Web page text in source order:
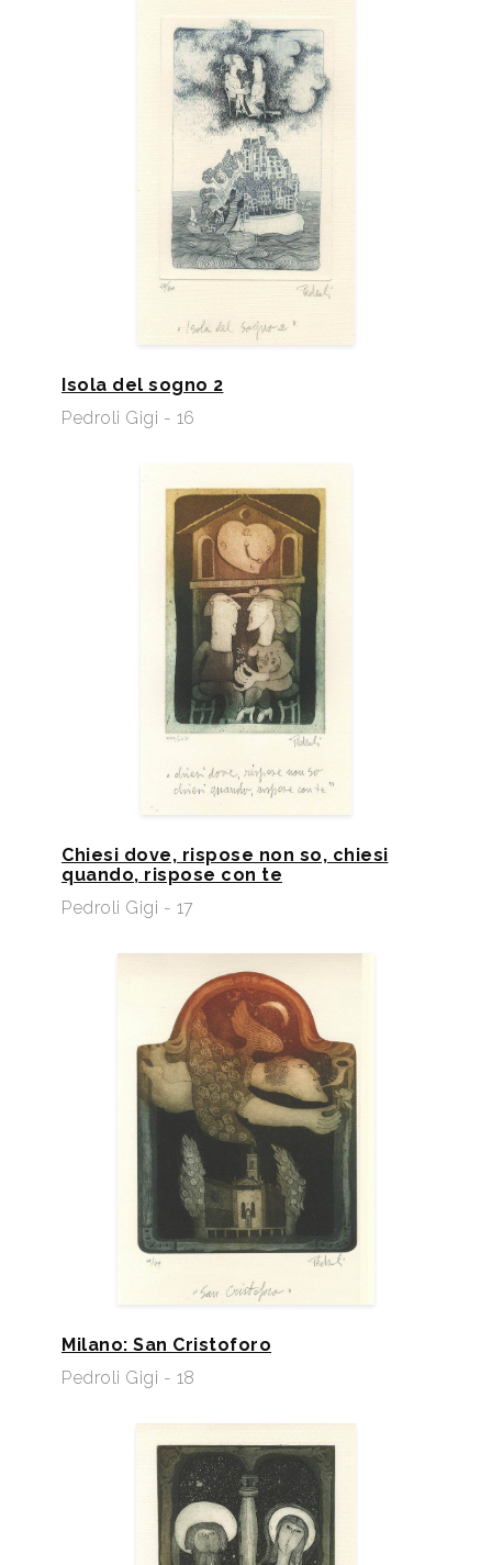
Isola del sogno 2
Pedroli Gigi - 16
Chiesi dove, rispose non so, chiesi
quando, rispose con te
Pedroli Gigi - 17
Milano: San Cristoforo
Pedroli Gigi - 18